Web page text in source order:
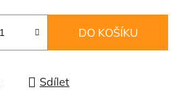
DO KOŠÍKU
Sdílet